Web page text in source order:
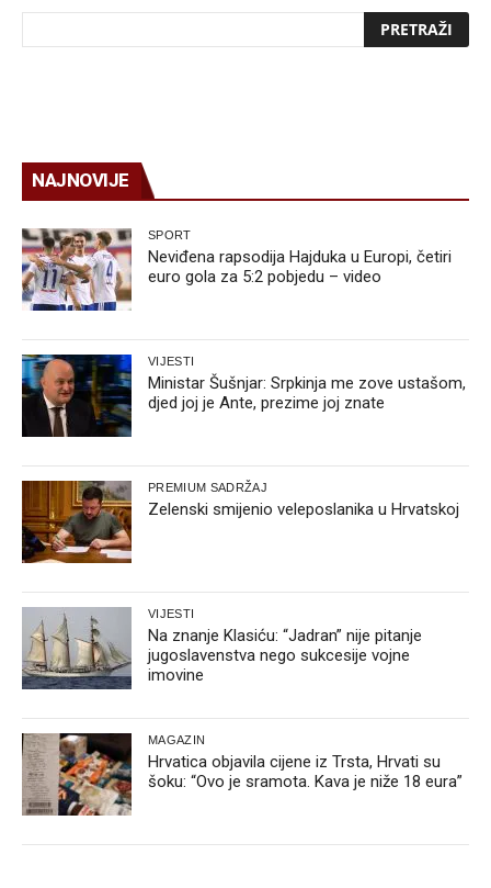
NAJNOVIJE
SPORT
Neviđena rapsodija Hajduka u Europi, četiri
euro gola za 5:2 pobjedu – video
VIJESTI
Ministar Šušnjar: Srpkinja me zove ustašom,
djed joj je Ante, prezime joj znate
PREMIUM SADRŽAJ
Zelenski smijenio veleposlanika u Hrvatskoj
VIJESTI
Na znanje Klasiću: “Jadran” nije pitanje
jugoslavenstva nego sukcesije vojne
imovine
MAGAZIN
Hrvatica objavila cijene iz Trsta, Hrvati su
šoku: “Ovo je sramota. Kava je niže 18 eura”